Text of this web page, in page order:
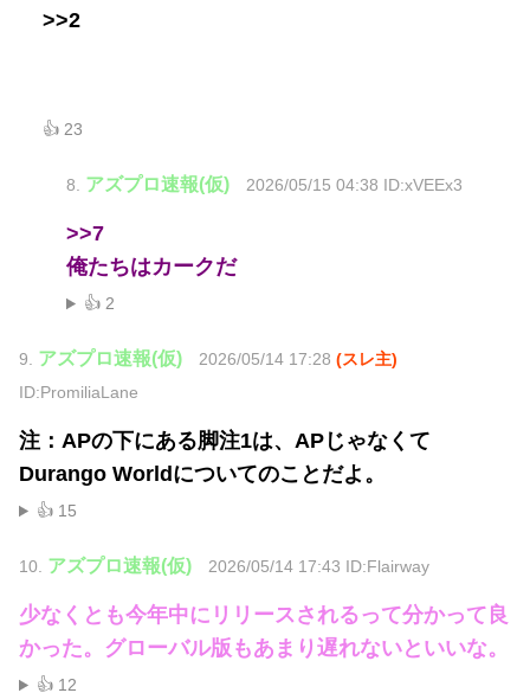
>>2
👍 23
8. アズプロ速報(仮) 2026/05/15 04:38 ID:xVEEx3
>>7
俺たちはカークだ
👍 2
9. アズプロ速報(仮) 2026/05/14 17:28 (スレ主)
ID:PromiliaLane
注：APの下にある脚注1は、APじゃなくて
Durango Worldについてのことだよ。
👍 15
10. アズプロ速報(仮) 2026/05/14 17:43 ID:Flairway
少なくとも今年中にリリースされるって分かって良
かった。グローバル版もあまり遅れないといいな。
👍 12